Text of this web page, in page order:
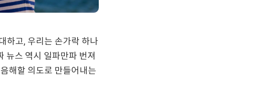
하고, 우리는 손가락 하나
뉴스 역시 일파만파 번져
해할 의도로 만들어내는